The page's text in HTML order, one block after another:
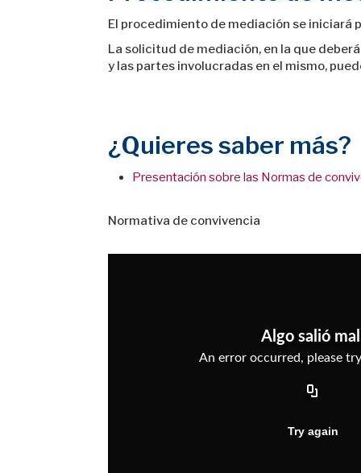
El procedimiento de mediación se iniciará
La solicitud de mediación, en la que
y las partes involucradas en el mismo,
¿Quieres saber más?
Presentación sobre las Normas de
Normativa de convivencia